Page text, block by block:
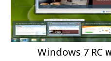
Windows 7 RC